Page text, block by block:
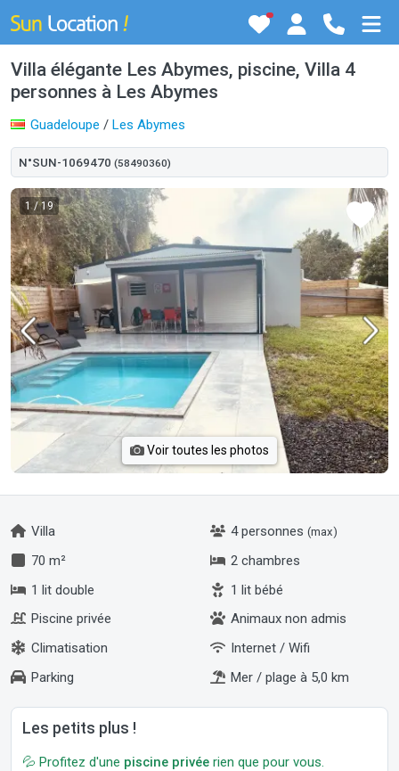
Villa élégante Les Abymes, piscine, Villa 4
personnes à Les Abymes
Guadeloupe / Les Abymes
N°SUN-1069470 (58490360)
1/ 19
Voir toutes les photos
Villa 4 personnes (max)
70 m²
2 chambres
1 lit double
1 lit bébé
Piscine privée
Animaux non admis
Climatisation
Internet / Wifi
Parking
Mer / plage à 5,0 km
Les petits plus !
💦 Profitez d'une piscine privée rien que pour vous.